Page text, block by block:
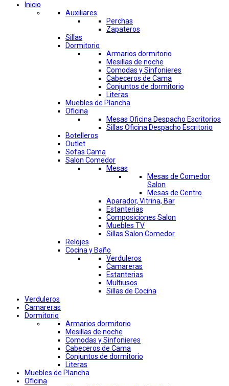
Inicio
Auxiliares
Perchas
Zapateros
Sillas
Dormitorio
Armarios dormitorio
Mesillas de noche
Comodas y Sinfonieres
Cabeceros de Cama
Conjuntos de dormitorio
Literas
Muebles de Plancha
Oficina
Mesas Oficina Despacho Escritorios
Sillas Oficina Despacho Escritorio
Botelleros
Outlet
Sofas Cama
Salon Comedor
Mesas
Mesas de Comedor
Salon
Mesas de Centro
Aparador, Vitrina, Bar
Estanterias
Composiciones Salon
Muebles TV
Sillas Salon Comedor
Relojes
Cocina y Baño
Verduleros
Camareras
Estanterias
Multiusos
Sillas de Cocina
Verduleros
Camareras
Dormitorio
Armarios dormitorio
Mesillas de noche
Comodas y Sinfonieres
Cabeceros de Cama
Conjuntos de dormitorio
Literas
Muebles de Plancha
Oficina